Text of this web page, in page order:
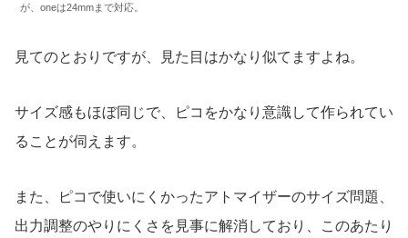
が、oneは24mmまで対応。
見てのとおりですが、見た目はかなり似てますよね。
サイズ感もほぼ同じで、ピコをかなり意識して作られてい
ることが伺えます。
また、ピコで使いにくかったアトマイザーのサイズ問題、
出力調整のやりにくさを見事に解消しており、このあたり